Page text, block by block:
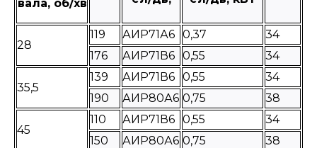
вала, об/хв
28
119 АИР71А6 0,37
34
176
АИР71В6 0,55 34
35,5
139 АИР71В6 0,55
34
190
АИР80А6 0,75 38
45
110 АИР71В6 0,55
34
150
АИР80А6 0,75 38